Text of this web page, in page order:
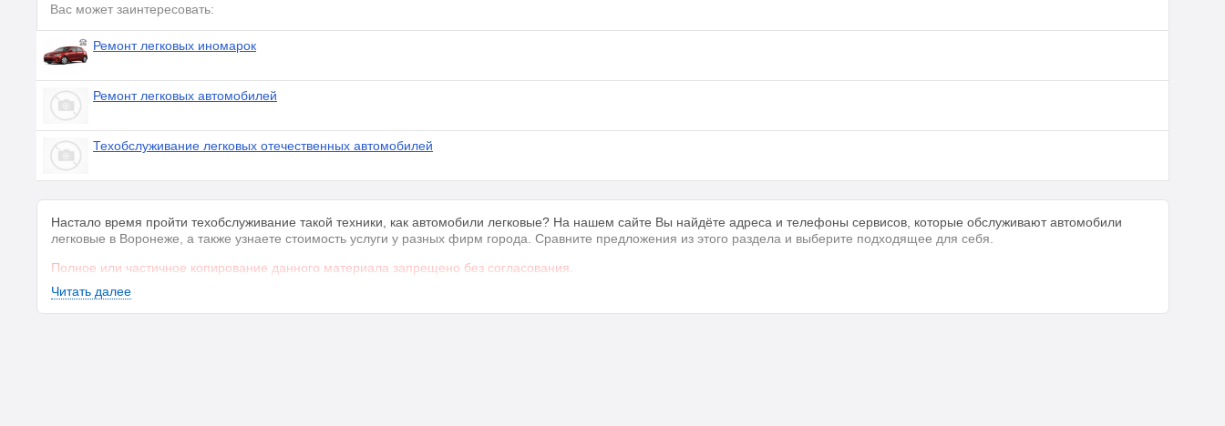
Вас может заинтересовать:
Ремонт легковых иномарок
Ремонт легковых автомобилей
Техобслуживание легковых отечественных автомобилей
Настало время пройти техобслуживание такой техники, как автомобили легковые? На нашем сайте Вы найдёте адреса и телефоны сервисов, которые обслуживают автомобили
легковые в Воронеже, а также узнаете стоимость услуги у разных фирм города. Сравните предложения из этого раздела и выберите подходящее для себя.
Полное или частичное копирование данного материала запрещено без согласования.
Читать далее